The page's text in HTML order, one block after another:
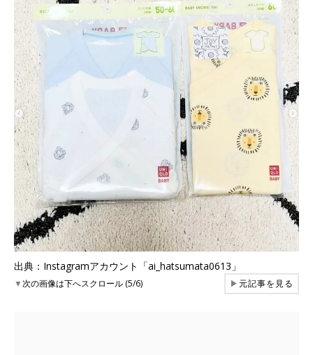
出典：Instagramアカウント「ai_hatsumata0613」
▼次の画像は下へスクロール (5/6) ▶元記事を見る